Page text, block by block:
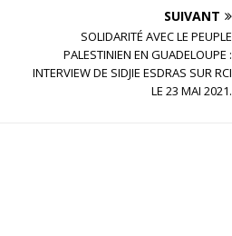
SUIVANT
SOLIDARITÉ AVEC LE PEUPLE
PALESTINIEN EN GUADELOUPE :
INTERVIEW DE SIDJIE ESDRAS SUR RCI
LE 23 MAI 2021.